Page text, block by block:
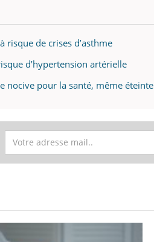
risque de crises d’asthme
d’hypertension artérielle
nocive pour la santé, même éteinte